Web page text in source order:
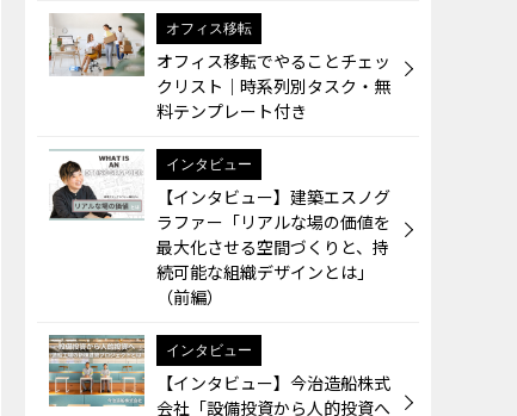
オフィス移転
オフィス移転でやることチェッ
クリスト｜時系列別タスク・無
料テンプレート付き
インタビュー
【インタビュー】建築エスノグ
ラファー「リアルな場の価値を
最大化させる空間づくりと、持
続可能な組織デザインとは」
（前編）
インタビュー
【インタビュー】今治造船株式
会社「設備投資から人的投資へ